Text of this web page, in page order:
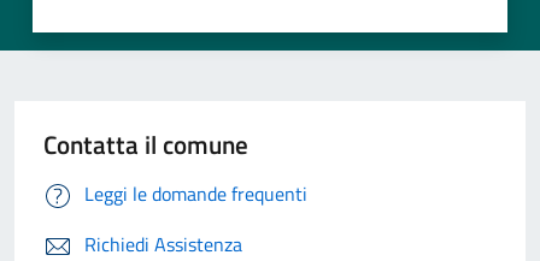
Contatta il comune
Leggi le domande frequenti
Richiedi Assistenza